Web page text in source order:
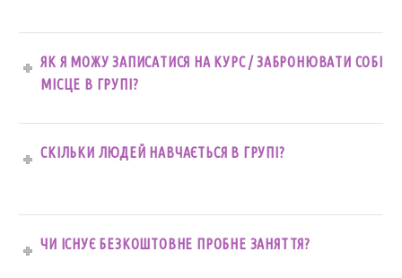
ЯК Я МОЖУ ЗАПИСАТИСЯ НА КУРС / ЗАБРОНЮВАТИ СОБІ
МІСЦЕ В ГРУПІ?
СКІЛЬКИ ЛЮДЕЙ НАВЧАЄТЬСЯ В ГРУПІ?
ЧИ ІСНУЄ БЕЗКОШТОВНЕ ПРОБНЕ ЗАНЯТТЯ?